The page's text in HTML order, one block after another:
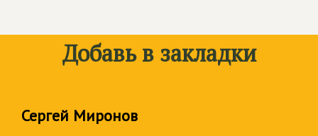
Добавь в закладки
Сергей Миронов